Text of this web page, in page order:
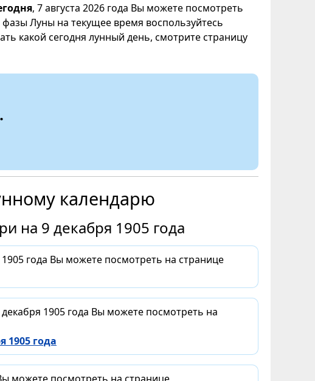
, 7 августа 2026 года Вы можете посмотреть
фазы Луны на текущее время воспользуйтесь
какой сегодня лунный день, смотрите страницу
календарю
на 9 декабря 1905 года
года Вы можете посмотреть на странице
1905 года Вы можете посмотреть на
1905 года